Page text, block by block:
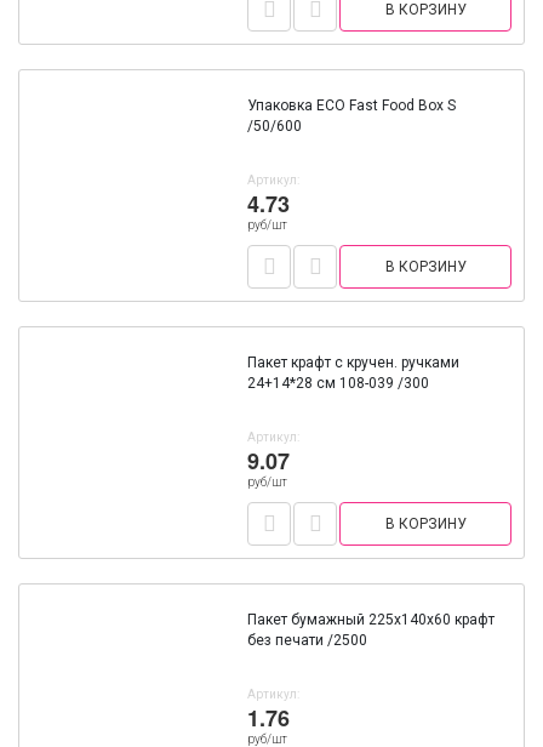
В КОРЗИНУ
Упаковка ECO Fast Food Box S
/50/600
Артикул:
4.73
руб/шт
В КОРЗИНУ
Пакет крафт с кручен. ручками
24+14*28 см 108-039 /300
Артикул:
9.07
руб/шт
В КОРЗИНУ
Пакет бумажный 225х140х60 крафт
без печати /2500
Артикул:
1.76
руб/шт